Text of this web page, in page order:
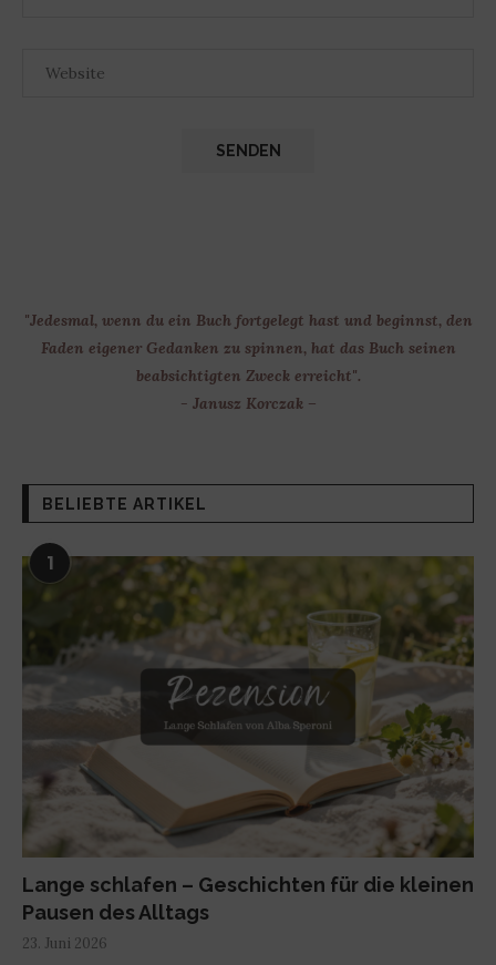
"Jedesmal, wenn du ein Buch fortgelegt hast und beginnst, den
Faden eigener Gedanken zu spinnen, hat das Buch seinen
beabsichtigten Zweck erreicht".
- Janusz Korczak –
BELIEBTE ARTIKEL
1
Lange schlafen – Geschichten für die kleinen
Pausen des Alltags
23. Juni 2026